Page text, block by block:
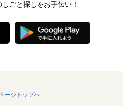
しごと探しをお手伝い！
ージトップへ